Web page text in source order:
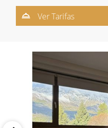
Ver Tarifas